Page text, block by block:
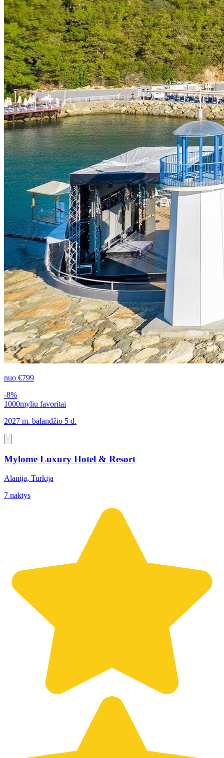
nuo €799
-8%
1000myliu favoritai
2027 m. balandžio 5 d.
Mylome Luxury Hotel & Resort
Alanija, Turkija
7 naktys